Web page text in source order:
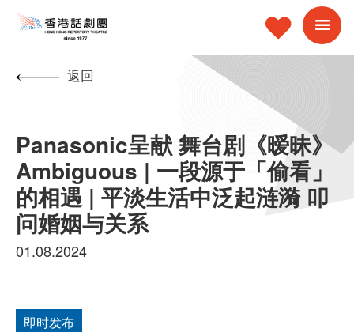
返回
Panasonic呈献 舞台剧《暧昧》
Ambiguous | 一段源于「偷看」
的相遇 | 平淡生活中泛起涟漪 叩
问婚姻与关系
01.08.2024
即时发布